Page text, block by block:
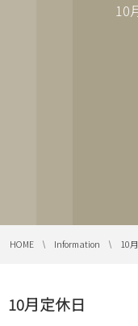
10
HOME Information 10
10月定休日